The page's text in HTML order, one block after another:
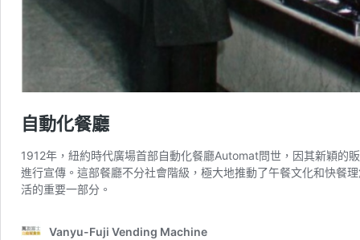
自動化餐廳
1912年，紐約時代廣場首部自動化餐廳Automat問世，因其新穎的
進行宣傳。這部餐廳不分社會階級，極大地推動了午餐文化和快餐
活的重要一部分。
Vanyu-Fuji Vending Machine